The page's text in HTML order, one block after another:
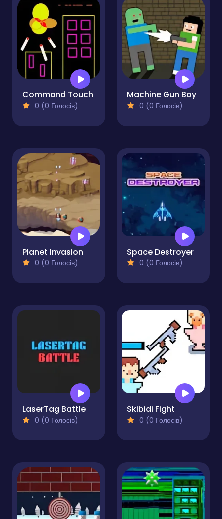
Command Touch
0 (0 Голосів)
Machine Gun Boy
0 (0 Голосів)
Planet Invasion
0 (0 Голосів)
Space Destroyer
0 (0 Голосів)
LaserTag Battle
0 (0 Голосів)
Skibidi Fight
0 (0 Голосів)